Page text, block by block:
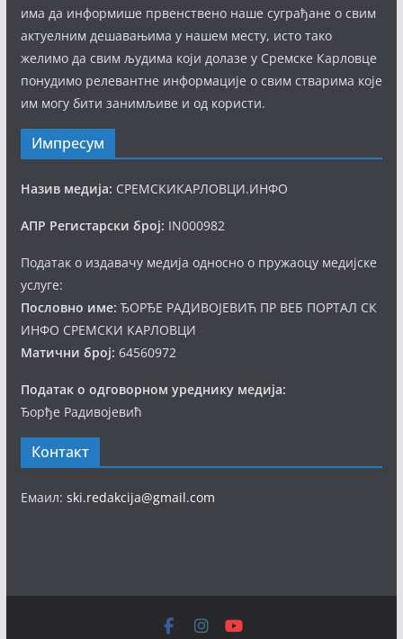
има да информише првенствено наше суграђане о свим
актуелним дешавањима у нашем месту, исто тако
желимо да свим људима који долазе у Сремске Карловце
понудимо релевантне информације о свим стварима које
им могу бити занимљиве и од користи.
Импресум
Назив медија: СРЕМСКИКАРЛОВЦИ.ИНФО
АПР Регистарски број: IN000982
Податак о издавачу медија односно о пружаоцу медијске
услуге:
Пословно име: ЂОРЂЕ РАДИВОЈЕВИЋ ПР ВЕБ ПОРТАЛ СК
ИНФО СРЕМСКИ КАРЛОВЦИ
Матични број: 64560972
Податак о одговорном уреднику медија:
Ђорђе Радивојевић
Контакт
Емаил: ski.redakcija@gmail.com